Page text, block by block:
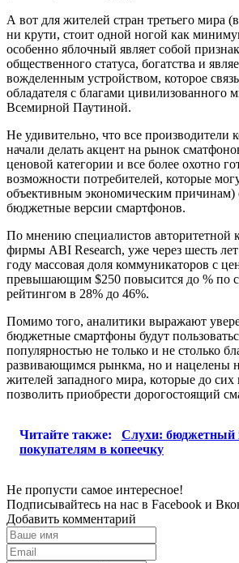
А вот для жителей стран третьего мира
ни крути, стоит одной ногой как
особенно яблочный являет собой
общественного статуса, богатства и
вожделенным устройством, которое
обладателя с благами цивилизованного
Всемирной Паутиной.
Не удивительно, что все производители
начали делать акцент на рынок
ценовой категории и все более охотно
возможности потребителей, которые
объективным экономическим причинам)
бюджетные версии смартфонов.
По мнению специалистов авторитетной
фирмы ABI Research, уже через шесть
году массовая доля коммуникаторов с
превышающим $250 повысится до % по
рейтингом в 28% до 46%.
Помимо того, аналитики выражают
бюджетные смартфоны будут
популярностью не только и не столько
развивающимся рынкма, но и нацелены
жителей западного мира, которые до сих
позволить приобрести дорогостоящий
Читайте также:
Слухи: бюджетный
покупателям в копеечку
Не пропусти самое интересное!
Подписывайтесь на нас в Facebook и
Добавить комментарий